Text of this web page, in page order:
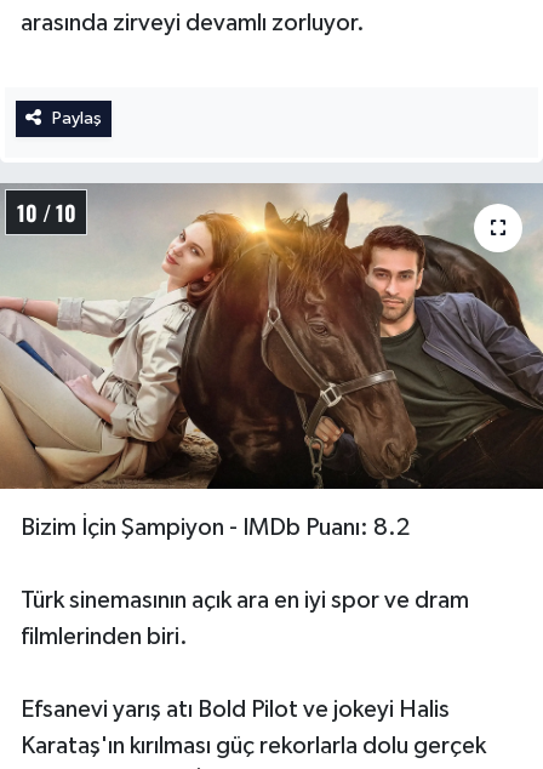
arasında zirveyi devamlı zorluyor.
Paylaş
10 / 10
Bizim İçin Şampiyon - IMDb Puanı: 8.2
Türk sinemasının açık ara en iyi spor ve dram
filmlerinden biri.
Efsanevi yarış atı Bold Pilot ve jokeyi Halis
Karataş'ın kırılması güç rekorlarla dolu gerçek